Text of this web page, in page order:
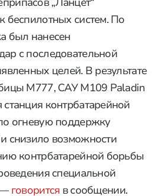
беспилотных систем. По
был нанесен
с последовательной
целей. В результате
M777, САУ M109 Paladin
контрбатарейной
огневую поддержку
снизило возможности
контрбатарейной борьбы
специальной
— говорится в сообщении.